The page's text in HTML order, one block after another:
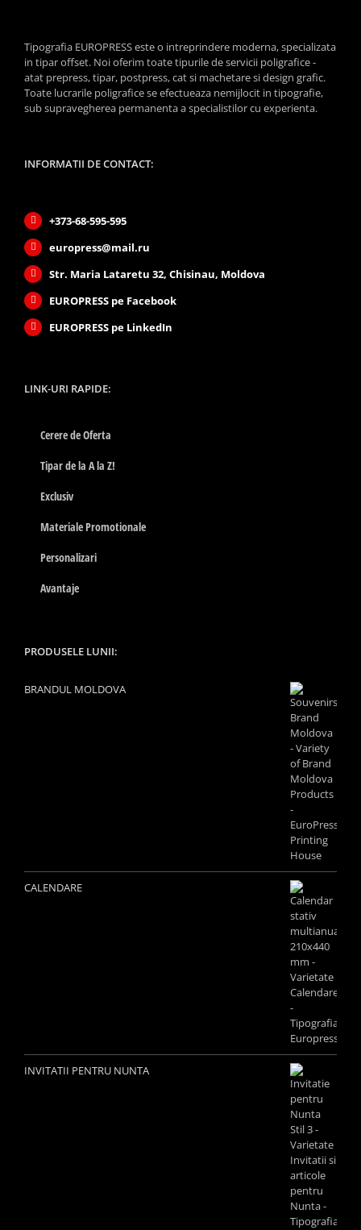
Tipografia EUROPRESS este o intreprindere moderna, specializata
in tipar offset. Noi oferim toate tipurile de servicii poligrafice -
atat prepress, tipar, postpress, cat si machetare si design grafic.
Toate lucrarile poligrafice se efectueaza nemijlocit in tipografie,
sub supravegherea permanenta a specialistilor cu experienta.
INFORMATII DE CONTACT:
+373-68-595-595
europress@mail.ru
Str. Maria Lataretu 32, Chisinau, Moldova
EUROPRESS pe Facebook
EUROPRESS pe LinkedIn
LINK-URI RAPIDE:
Cerere de Oferta
Tipar de la A la Z!
Exclusiv
Materiale Promotionale
Personalizari
Avantaje
PRODUSELE LUNII:
BRANDUL MOLDOVA
CALENDARE
INVITATII PENTRU NUNTA